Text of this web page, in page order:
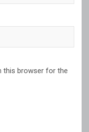
this browser for the